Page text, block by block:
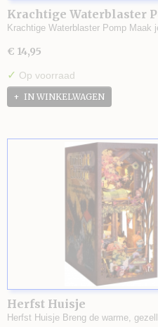
Krachtige Waterblaster
Krachtige Waterblaster Pomp Maak
€ 14,95
✓ Op voorraad
IN WINKELWAGEN
Herfst Huisje
Herfst Huisje Breng de warme,